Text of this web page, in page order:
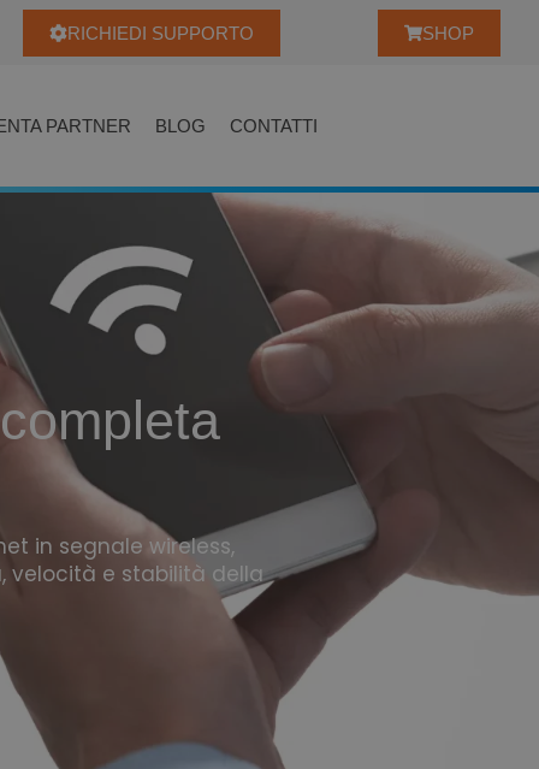
RICHIEDI SUPPORTO SHOP
PARTNER BLOG CONTATTI
in segnale wireless,
velocità e stabilità della